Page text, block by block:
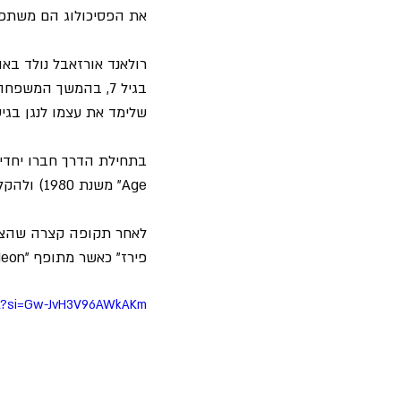
את הפסיכולוג הם
בגיל 7, בהמשך
שלימד את עצמו לנגן
Age" משנת 1980) ולהקליט אלבום נוסף שבוטל לאחר שההרכב התפרק.
פירז" כאשר מתופף "Neon" מני אליאס מצטרף אליהם, ואיאן סטנלי השלים את  הרביעייה על הקלידים.
JvH3V96AWkAKm